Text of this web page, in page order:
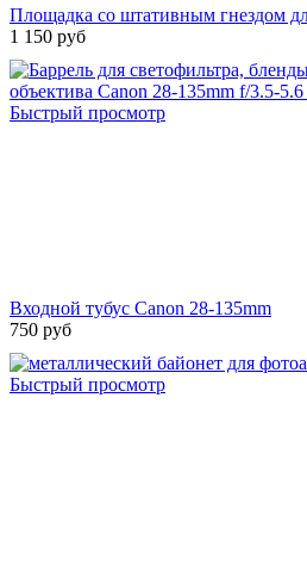
Площадка со штативным гнездом
1 150 руб
Быстрый просмотр
Входной тубус Canon 28-135mm
750 руб
Быстрый просмотр